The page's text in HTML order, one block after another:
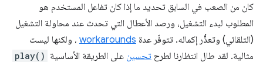
كان من الصعب في السابق تحديد ما إذا كان تفاعل المستخدم هو
المطلوب لبدء التشغيل، ورصد الأعطال التي تحدث عند محاولة التشغيل
(التلقائي) وتعذُّر إكماله. تتوفّر عدة workarounds ، ولكنها ليست
مثالية. لقد طال انتظارنا لطرح تحسين على الطريقة الأساسية play()